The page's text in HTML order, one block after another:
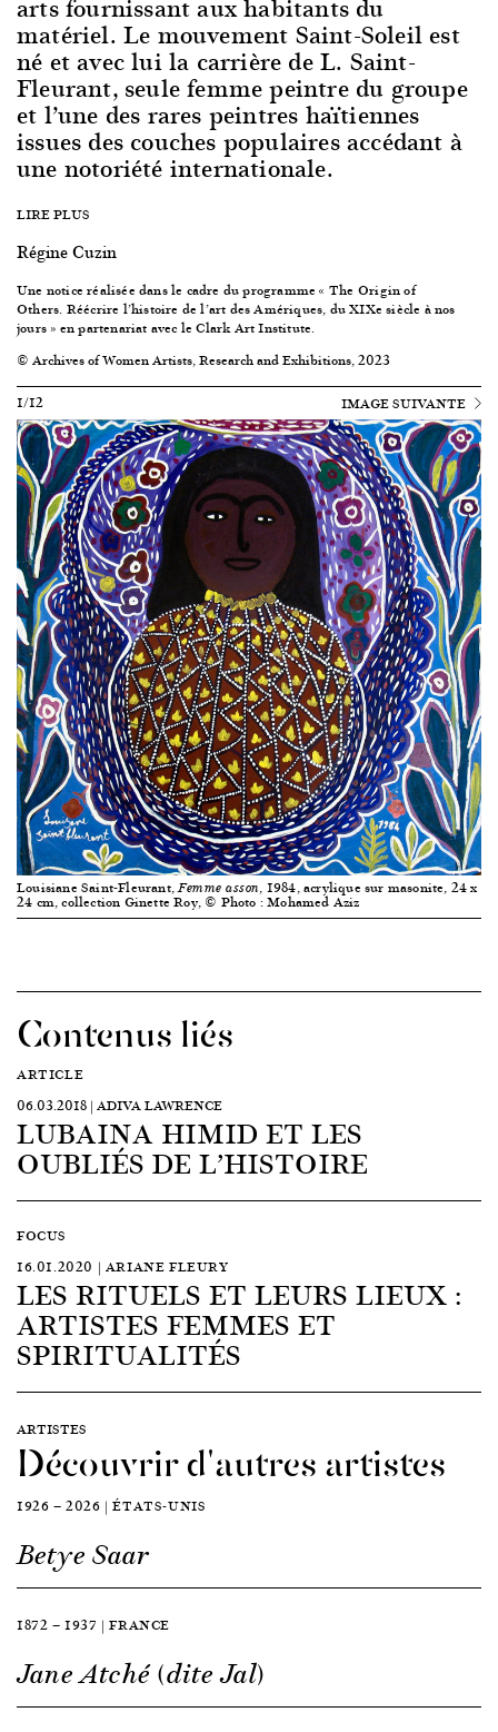
matériel. Le mouvement Saint-Soleil est
né et avec lui la carrière de L. Saint-
Fleurant, seule femme peintre du groupe
et l’une des rares peintres haïtiennes
issues des couches populaires accédant à
une notoriété internationale.
LIRE PLUS
Régine Cuzin
Une notice réalisée dans le cadre du programme « The Origin of
Others. Réécrire l’histoire de l’art des Amériques, du XIXe siècle à nos
jours» en partenariat avec le Clark Art Institute.
© Archives of Women Artists, Research and Exhibitions, 2023
1/12
IMAGE SUIVANTE
Louisiane Saint-Fleurant,Femme asson, 1984, acrylique sur masonite, 24 x
24 cm, collection Ginette Roy, © Photo : Mohamed Aziz
Contenus liés
ARTICLE
06.03.2018 | ADIVA LAWRENCE
LUBAINA HIMID ET LES
OUBLIÉS DE L’HISTOIRE
FOCUS
16.01.2020 | ARIANE FLEURY
LES RITUELS ET LEURS LIEUX :
ARTISTES FEMMES ET
SPIRITUALITÉS
ARTISTES
Découvrir d'autres artistes
1926 — 2026 | ÉTATS-UNIS
Betye Saar
1872 — 1937 | FRANCE
Jane Atché (dite Jal)